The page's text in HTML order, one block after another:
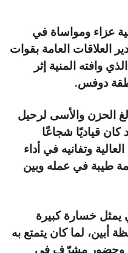
عزاء ومواساة في
العلاقات العامة بقوات
وافته المنية إثر
دوفس.
الحزن والأسى لرحيل
كان قياديًا شجاعًا
وتفانيه في أداء
طيبة في عمله وبين
يمثل خسارة كبيرة
أبين، لما كان يتمتع به
وحضور مشرّف في